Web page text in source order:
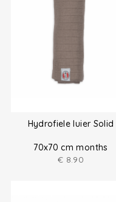
Hydrofiele luier Solid
70x70 cm months
€ 8.90